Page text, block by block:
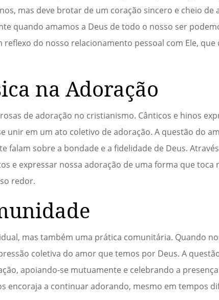
mas deve brotar de um coração sincero e cheio de
quando amamos a Deus de todo o nosso ser
reflexo do nosso relacionamento pessoal com Ele, que
na Adoração
de adoração no cristianismo. Cânticos e hinos
unir em um ato coletivo de adoração. A questão do
falam sobre a bondade e a fidelidade de Deus.
e expressar nossa adoração de uma forma que toca
redor.
mas também uma prática comunitária. Quando
coletiva do amor que temos por Deus. A
apoiando-se mutuamente e celebrando a
encoraja a continuar adorando, mesmo em tempos